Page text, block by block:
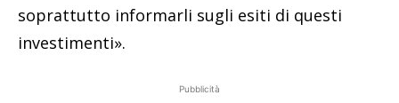
soprattutto informarli sugli esiti di questi
investimenti».
Pubblicità